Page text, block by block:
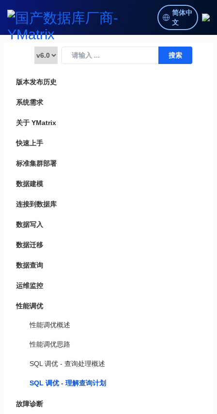
简体中
文
版本发布历史
系统需求
关于 YMatrix
快速上手
标准集群部署
数据建模
连接到数据库
数据写入
数据迁移
数据查询
运维监控
性能调优
性能调优概述
性能调优思路
SQL 调优 - 查询处理概述
SQL 调优 - 理解查询计划
故障诊断